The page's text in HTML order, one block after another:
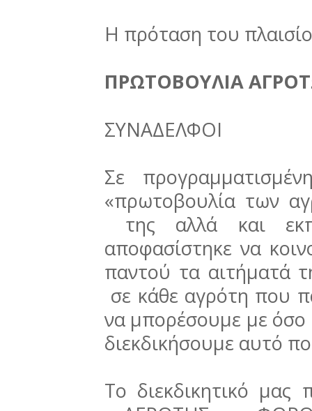
Η πρόταση του
ΠΡΩΤΟΒΟΥΛΙΑ
ΣΥΝΑΔΕΛΦΟΙ
Σε
«πρωτοβουλία των
της αλλά και
αποφασίστηκε να
παντού τα αιτήματά
σε κάθε αγρότη που
να μπορέσουμε με όσο
διεκδικήσουμε αυτό
Το διεκδικητικό μας